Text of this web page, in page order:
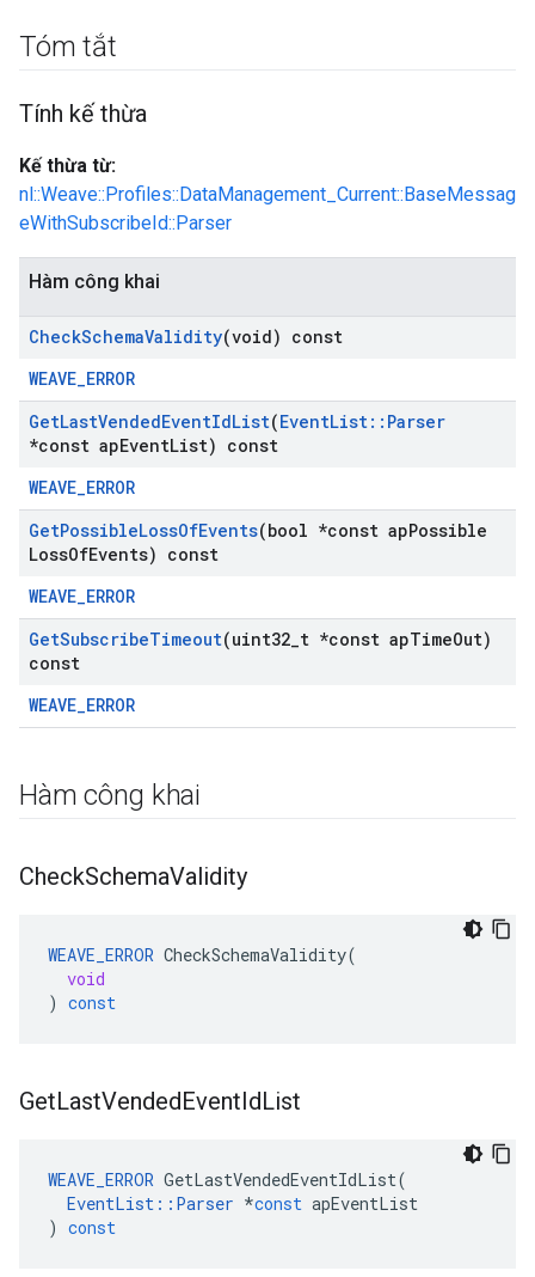
Tóm tắt
Tính kế thừa
Kế thừa từ:
nl::Weave::Profiles::DataManagement_Current::BaseMessag
eWithSubscribeId::Parser
Hàm công khai
CheckSchemaValidity(void) const
WEAVE_ERROR
GetLastVendedEventIdList(EventList:: Parser
*const apEventList) const
WEAVE_ERROR
GetPossibleLossOfEvents(bool *const apPossible
LossOfEvents) const
WEAVE_ERROR
GetSubscribeTimeout(uint32 t *const apTimeOut)
const
WEAVE_ERROR
Hàm công khai
CheckSchemaValidity
WEAVE_ERROR CheckSchemaValidity(
void
) const
GetLastVendedEventIdList
WEAVE_ERROR GetLastVendedEventIdList(
EventList :: Parser *const apEventList
) const